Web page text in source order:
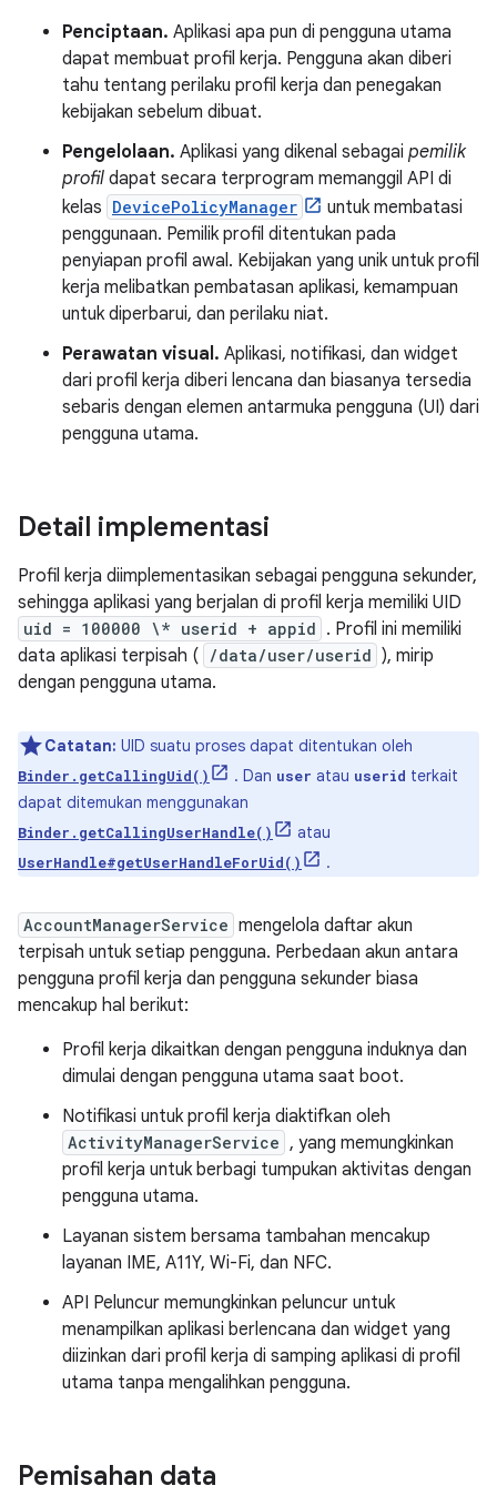
Penciptaan. Aplikasi apa pun di pengguna utama
dapat membuat profil kerja. Pengguna akan diberi
tahu tentang perilaku profil kerja dan penegakan
kebijakan sebelum dibuat.
Pengelolaan. Aplikasi yang dikenal sebagai pemilik
profil dapat secara terprogram memanggil API di
kelas DevicePolicyManager
untuk membatasi
penggunaan. Pemilik profil ditentukan pada
penyiapan profil awal. Kebijakan yang unik untuk profil
kerja melibatkan pembatasan aplikasi, kemampuan
untuk diperbarui, dan perilaku niat.
Perawatan visual. Aplikasi, notifikasi, dan widget
dari profil kerja diberi lencana dan biasanya tersedia
sebaris dengan elemen antarmuka pengguna (UI) dari
pengguna utama.
Detail implementasi
Profil kerja diimplementasikan sebagai pengguna sekunder,
sehingga aplikasi yang berjalan di profil kerja memiliki UID
uid = 100000 \* userid + appid . Profil ini memiliki
data aplikasi terpisah (
/data/user/userid ), mirip
dengan pengguna utama.
Catatan: UID suatu proses dapat ditentukan oleh
Binder.getCallingUid() . Dan user atau userid terkait
dapat ditemukan menggunakan
Binder.getCallingUserHandle() atau
UserHandle#getUserHandleForUid() .
AccountManagerService mengelola daftar akun
terpisah untuk setiap pengguna. Perbedaan akun antara
pengguna profil kerja dan pengguna sekunder biasa
mencakup hal berikut:
Profil kerja dikaitkan dengan pengguna induknya dan
dimulai dengan pengguna utama saat boot.
Notifikasi untuk profil kerja diaktifkan oleh
ActivityManagerService , yang memungkinkan
profil kerja untuk berbagi tumpukan aktivitas dengan
pengguna utama.
Layanan sistem bersama tambahan mencakup
layanan IME, A11Y, Wi-Fi, dan NFC.
API Peluncur memungkinkan peluncur untuk
menampilkan aplikasi berlencana dan widget yang
diizinkan dari profil kerja di samping aplikasi di profil
utama tanpa mengalihkan pengguna.
Pemisahan data